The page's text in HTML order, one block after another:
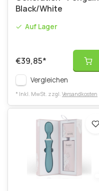
Black/White
Auf Lager
€39,85*
Vergleichen
* Inkl. MwSt. zzgl. Versandkosten